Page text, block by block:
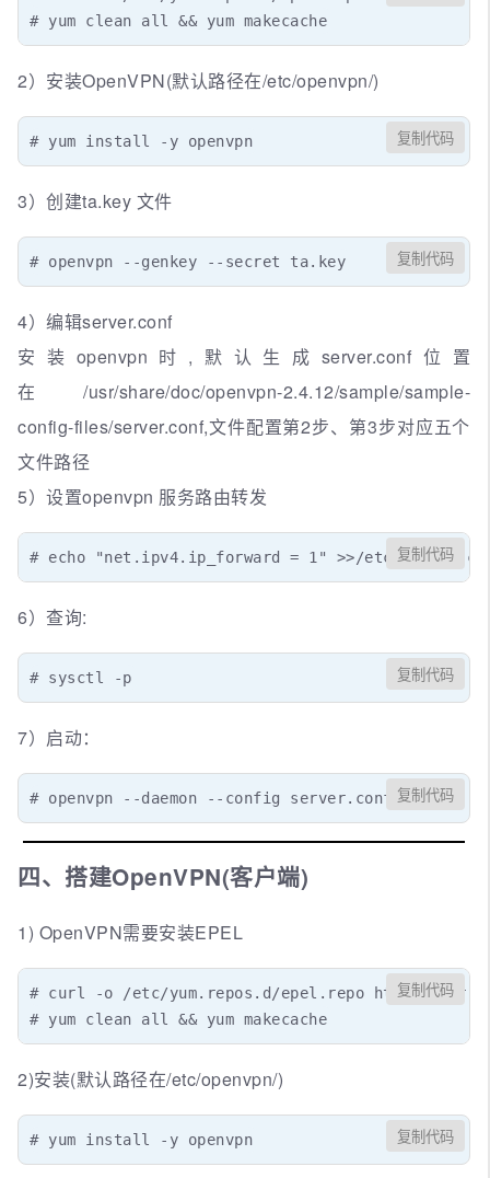
# yum clean all && yum makecache
2）安装OpenVPN(默认路径在/etc/openvpn/)
# yum install -y openvpn 复制代码
3）创建ta.key 文件
# openvpn --genkey --secret ta.key 复制代码
4）编辑server.conf
安装openvpn时,默认生成server.conf位置
在/usr/share/doc/openvpn-2.4.12/sample/sample-
config-files/server.conf,文件配置第2步、第3步对应五个
文件路径
5）设置openvpn 服务路由转发
# echo "net.ipv4.ip_forward = 1" >>/etc/复制代码
6）查询:
# sysctl -p 复制代码
7）启动：
# openvpn --daemon --config server.conf 复制代码
四、搭建OpenVPN(客户端)
1) OpenVPN需要安装EPEL
# curl -o /etc/yum.repos.d/epel.repo http://
# yum clean all && yum makecache
复制代码
2)安装(默认路径在/etc/openvpn/)
# yum install -y openvpn 复制代码